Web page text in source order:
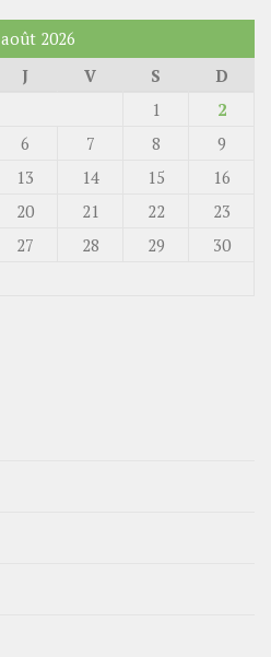
août 2026
J V S
D
1
2
6 7 8
9
13 14 15
16
20 21 22
23
27 28 29
30